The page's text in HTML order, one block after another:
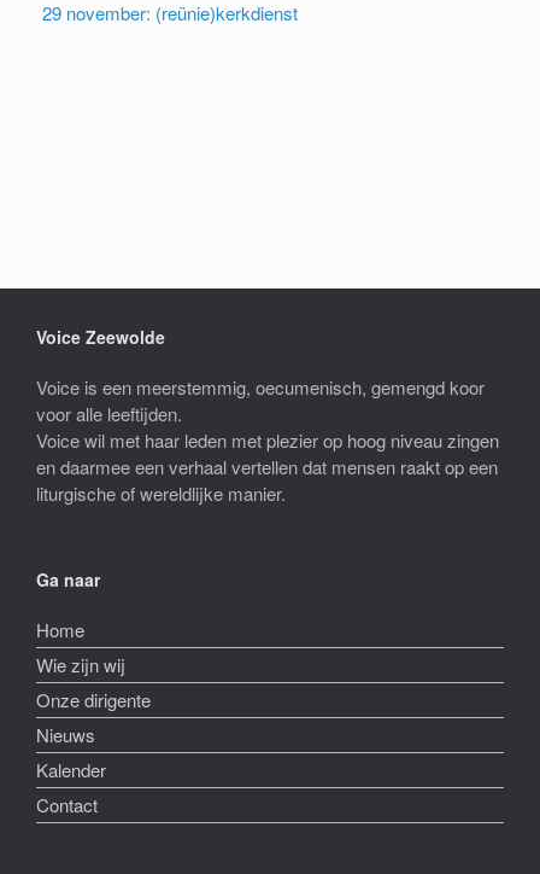
29 november: (reünie)kerkdienst
Voice Zeewolde
Voice is een meerstemmig, oecumenisch, gemengd koor
voor alle leeftijden.
Voice wil met haar leden met plezier op hoog niveau zingen
en daarmee een verhaal vertellen dat mensen raakt op een
liturgische of wereldlijke manier.
Ga naar
Home
Wie zijn wij
Onze dirigente
Nieuws
Kalender
Contact